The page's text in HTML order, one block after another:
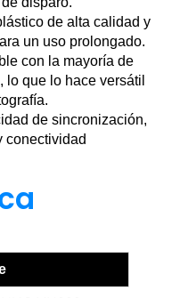
de alta calidad y
un uso prolongado.
con la mayoría de
que lo hace versátil
de sincronización,
conectividad